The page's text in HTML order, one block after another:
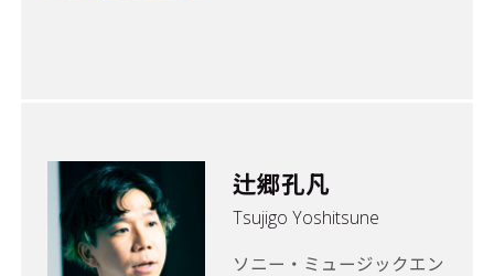
辻郷孔凡
Tsujigo Yoshitsune
ソニー・ミュージックエン